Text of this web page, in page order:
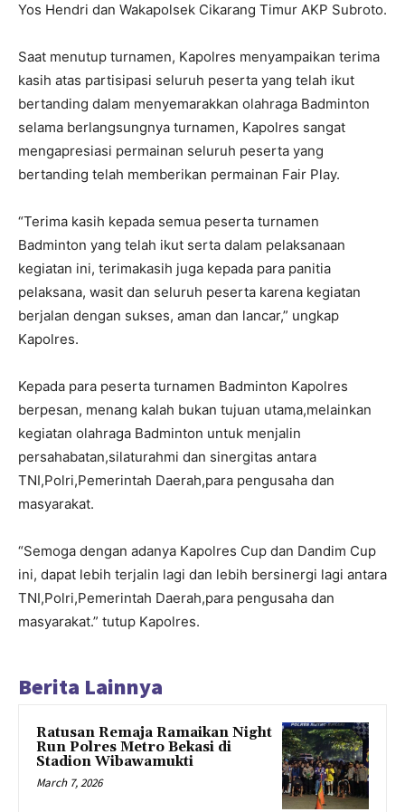
Yos Hendri dan Wakapolsek Cikarang Timur AKP Subroto.
Saat menutup turnamen, Kapolres menyampaikan terima
kasih atas partisipasi seluruh peserta yang telah ikut
bertanding dalam menyemarakkan olahraga Badminton
selama berlangsungnya turnamen, Kapolres sangat
mengapresiasi permainan seluruh peserta yang
bertanding telah memberikan permainan Fair Play.
“Terima kasih kepada semua peserta turnamen
Badminton yang telah ikut serta dalam pelaksanaan
kegiatan ini, terimakasih juga kepada para panitia
pelaksana, wasit dan seluruh peserta karena kegiatan
berjalan dengan sukses, aman dan lancar,” ungkap
Kapolres.
Kepada para peserta turnamen Badminton Kapolres
berpesan, menang kalah bukan tujuan utama,melainkan
kegiatan olahraga Badminton untuk menjalin
persahabatan,silaturahmi dan sinergitas antara
TNI,Polri,Pemerintah Daerah,para pengusaha dan
masyarakat.
“Semoga dengan adanya Kapolres Cup dan Dandim Cup
ini, dapat lebih terjalin lagi dan lebih bersinergi lagi antara
TNI,Polri,Pemerintah Daerah,para pengusaha dan
masyarakat.” tutup Kapolres.
Berita Lainnya
Ratusan Remaja Ramaikan Night
Run Polres Metro Bekasi di
Stadion Wibawamukti
March 7, 2026